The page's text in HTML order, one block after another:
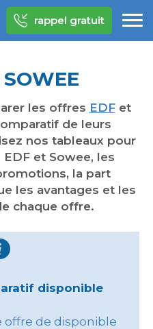
rappel gratuit
les offres EDFet
de leurs
nos tableaux pour
et Sowee, les
la part
les avantages et les
chaque offre.
disponible
offre de disponible